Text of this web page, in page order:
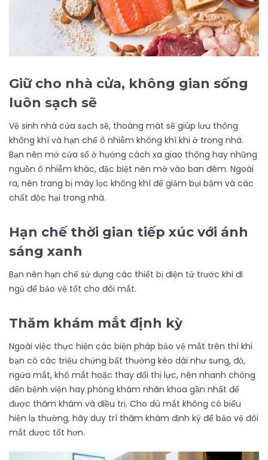
Giữ cho nhà cửa, không gian sống
luôn sạch sẽ
Vệ sinh nhà cửa sạch sẽ, thoáng mát sẽ giúp lưu thông
không khí và hạn chế ô nhiễm không khí khi ở trong nhà.
Bạn nên mở cửa sổ ở hướng cách xa giao thông hay những
nguồn ô nhiễm khác, đặc biệt nên mở vào ban đêm. Ngoài
ra, nên trang bị máy lọc không khí để giảm bụi bặm và các
chất độc hại trong nhà.
Hạn chế thời gian tiếp xúc với ánh
sáng xanh
Bạn nên hạn chế sử dụng các thiết bị điện tử trước khi đi
ngủ để bảo vệ tốt cho đôi mắt.
Thăm khám mắt định kỳ
Ngoài việc thực hiện các biện pháp bảo vệ mắt trên thì khi
bạn có các triệu chứng bất thường kéo dài như sưng, đỏ,
ngứa mắt, khô mắt hoặc thay đổi thị lực, nên nhanh chóng
đến bệnh viện hay phòng khám nhãn khoa gần nhất để
được thăm khám và điều trị. Cho dù mắt không có biểu
hiện lạ thường, hãy duy trì thăm khám định kỳ để bảo vệ đôi
mắt được tốt hơn.